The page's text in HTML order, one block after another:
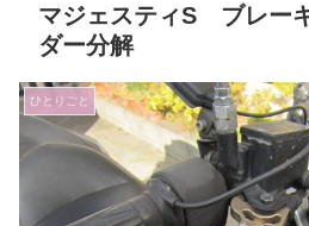
マジェスティS ブレー
ダー分解
ひとりごと